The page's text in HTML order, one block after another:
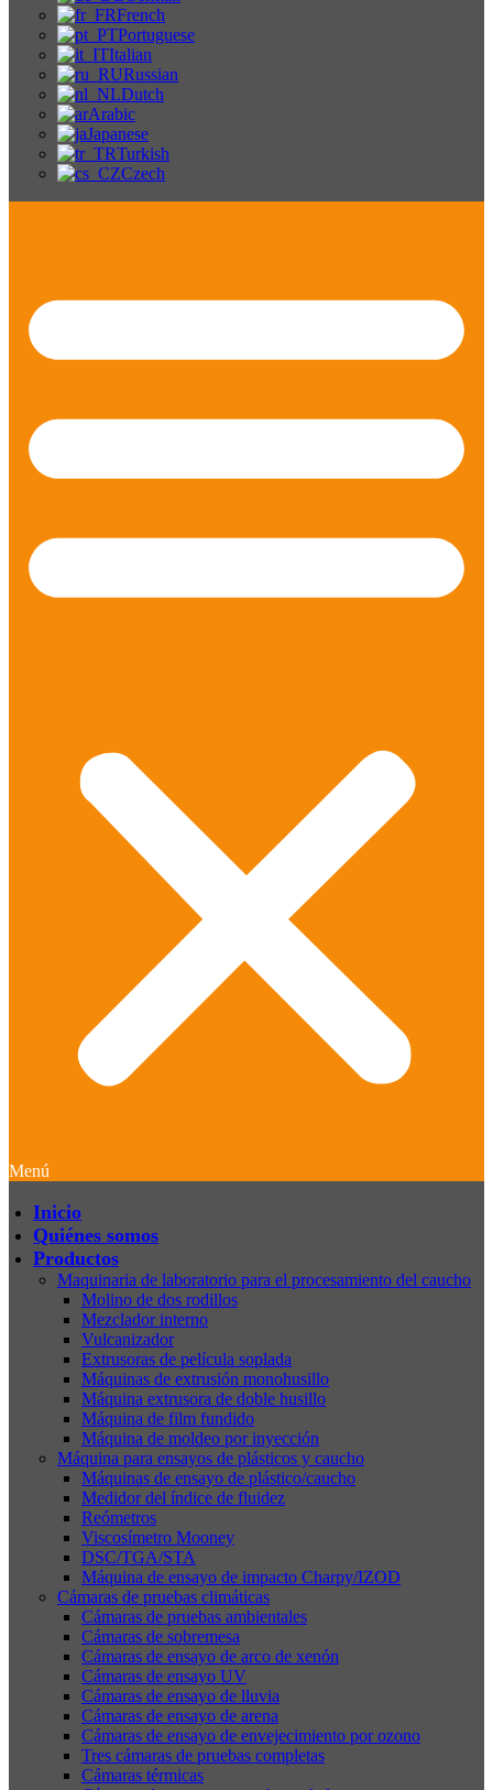
French
Portuguese
Italian
Russian
Dutch
Arabic
Japanese
Turkish
Czech
Menú
Inicio
Quiénes somos
Productos
Maquinaria de laboratorio para el procesamiento del caucho
Molino de dos rodillos
Mezclador interno
Vulcanizador
Extrusoras de película soplada
Máquinas de extrusión monohusillo
Máquina extrusora de doble husillo
Máquina de film fundido
Máquina de moldeo por inyección
Máquina para ensayos de plásticos y caucho
Máquinas de ensayo de plástico/caucho
Medidor del índice de fluidez
Reómetros
Viscosímetro Mooney
DSC/TGA/STA
Máquina de ensayo de impacto Charpy/IZOD
Cámaras de pruebas climáticas
Cámaras de pruebas ambientales
Cámaras de sobremesa
Cámaras de ensayo de arco de xenón
Cámaras de ensayo UV
Cámaras de ensayo de lluvia
Cámaras de ensayo de arena
Cámaras de ensayo de envejecimiento por ozono
Tres cámaras de pruebas completas
Cámaras térmicas